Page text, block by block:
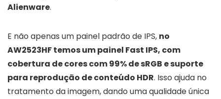
Alienware.
E não apenas um painel padrão de IPS, no
AW2523HF temos um painel Fast IPS, com
cobertura de cores com 99% de sRGB e suporte
para reprodução de conteúdo HDR. Isso ajuda no
tratamento da imagem, dando uma qualidade única